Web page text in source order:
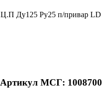
Артикул МСГ: 1008700